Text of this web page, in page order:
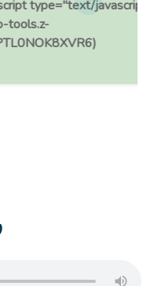
javascript"